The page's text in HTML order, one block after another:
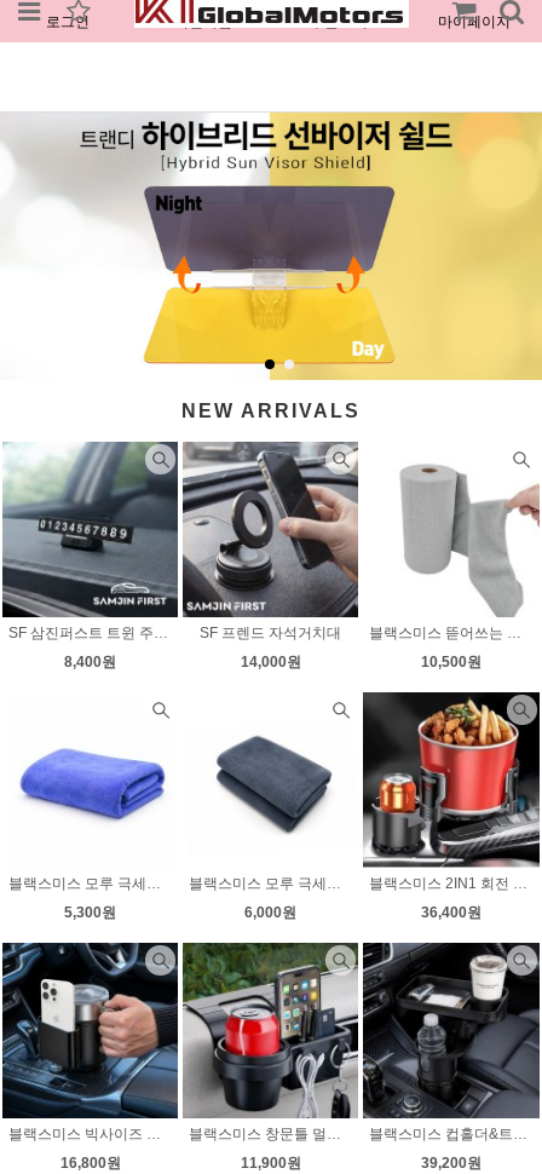
로그인 회원가입 주문조회 마이페이지
NEW ARRIVALS
SF 삼진퍼스트 트윈 주차알림판
8,400원
SF 프렌드 자석거치대
14,000원
블랙스미스 뜯어쓰는 다용도타월 30매 9815
10,500원
블랙스미스 모루 극세사 드라잉타월 9192
5,300원
블랙스미스 모루 극세사 양모 드라잉타월 9208
6,000원
블랙스미스 2IN1 회전 빅사이즈 컵홀더 8010
36,400원
블랙스미스 빅사이즈 컵홀더&미니포켓 8003
16,800원
블랙스미스 창문틀 멀티컵홀더 차량용 수납홀더 거치대 8034
11,900원
블랙스미스 컵홀더&트레이 8027
39,200원